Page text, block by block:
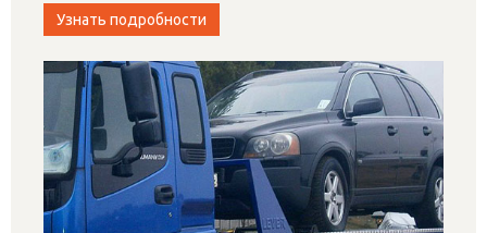
Узнать подробности